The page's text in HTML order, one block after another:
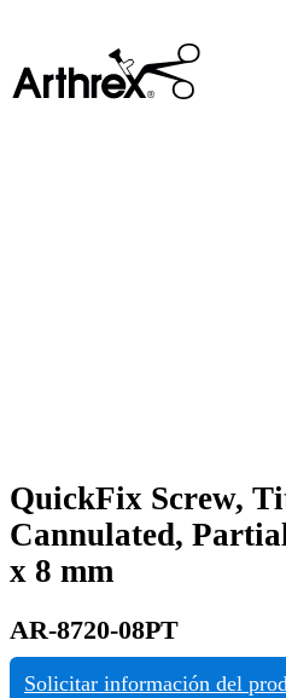
QuickFix Screw,
Cannulated,
x 8 mm
AR-8720-08PT
Solicitar información del